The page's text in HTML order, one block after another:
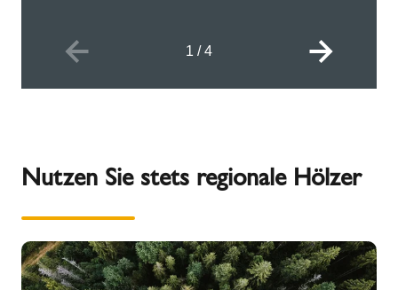
1 /4
Nutzen Sie stets regionale Hölzer